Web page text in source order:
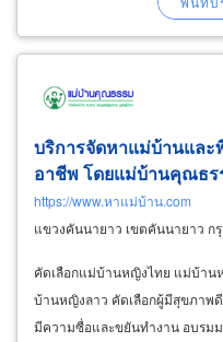
บริการจัดหาแม่บ้านและ
อาชีพ โดยแม่บ้านคุณธร
https://www.หาแม่บ้าน.com
แขวงคันนายาว เขตคันนายาว ก
คัดเลือกแม่บ้านหญิงไทย แม่บ้า
บ้านหญิงลาว คัดเลือกผู้มีสุขภาพ
มีความซื่อและขยันทำงาน อบรมม